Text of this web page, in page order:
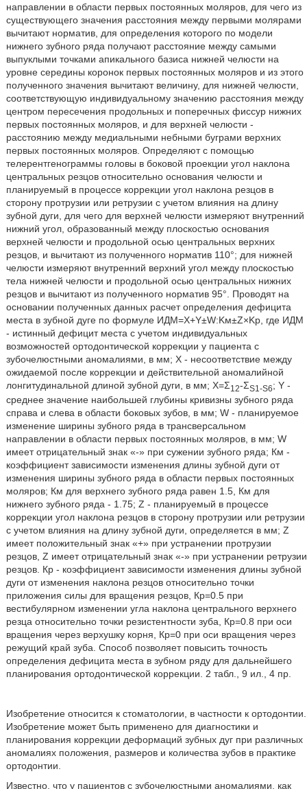
направлении в области первых постоянных моляров, для чего из
существующего значения расстояния между первыми молярами
вычитают норматив, для определения которого по модели
нижнего зубного ряда получают расстояние между самыми
выпуклыми точками апикального базиса нижней челюсти на
уровне середины коронок первых постоянных моляров и из этого
полученного значения вычитают величину, для нижней челюсти,
соответствующую индивидуальному значению расстояния между
центром пересечения продольных и поперечных фиссур нижних
первых постоянных моляров, и для верхней челюсти -
расстоянию между медиальными небными буграми верхних
первых постоянных моляров. Определяют с помощью
телерентгенограммы головы в боковой проекции угол наклона
центральных резцов относительно основания челюсти и
планируемый в процессе коррекции угол наклона резцов в
сторону протрузии или ретрузии с учетом влияния на длину
зубной дуги, для чего для верхней челюсти измеряют внутренний
нижний угол, образованный между плоскостью основания
верхней челюсти и продольной осью центральных верхних
резцов, и вычитают из полученного норматив 110°; для нижней
челюсти измеряют внутренний верхний угол между плоскостью
тела нижней челюсти и продольной осью центральных нижних
резцов и вычитают из полученного норматив 95°. Проводят на
основании полученных данных расчет определения дефицита
места в зубной дуге по формуле ИДМ=X+Y±W:Kм±Z×Kp, где ИДМ
- истинный дефицит места с учетом индивидуальных
возможностей ортодонтической коррекции у пациента с
зубочелюстными аномалиями, в мм; X - несоответствие между
ожидаемой после коррекции и действительной аномалийной
лонгитудинальной длиной зубной дуги, в мм; Х=Σ12-ΣS1-S6; Y -
среднее значение наибольшей глубины кривизны зубного ряда
справа и слева в области боковых зубов, в мм; W - планируемое
изменение ширины зубного ряда в трансверсальном
направлении в области первых постоянных моляров, в мм; W
имеет отрицательный знак «-» при сужении зубного ряда; Км -
коэффициент зависимости изменения длины зубной дуги от
изменения ширины зубного ряда в области первых постоянных
моляров; Км для верхнего зубного ряда равен 1.5, Км для
нижнего зубного ряда - 1.75; Z - планируемый в процессе
коррекции угол наклона резцов в сторону протрузии или ретрузии
с учетом влияния на длину зубной дуги, определяется в мм; Z
имеет положительный знак «+» при устранении протрузии
резцов, Z имеет отрицательный знак «-» при устранении ретрузии
резцов. Кр - коэффициент зависимости изменения длины зубной
дуги от изменения наклона резцов относительно точки
приложения силы для вращения резцов, Кр=0.5 при
вестибулярном изменении угла наклона центрального верхнего
резца относительно точки резистентности зуба, Кр=0.8 при оси
вращения через верхушку корня, Кр=0 при оси вращения через
режущий край зуба. Способ позволяет повысить точность
определения дефицита места в зубном ряду для дальнейшего
планирования ортодонтической коррекции. 2 табл., 9 ил., 4 пр.
Изобретение относится к стоматологии, в частности к ортодонтии.
Изобретение может быть применено для диагностики и
планирования коррекции деформаций зубных дуг при различных
аномалиях положения, размеров и количества зубов в практике
ортодонтии.
Известно, что у пациентов с зубочелюстными аномалиями, как